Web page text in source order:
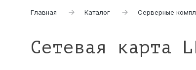
Главная Каталог Серверные
Сетевая карта